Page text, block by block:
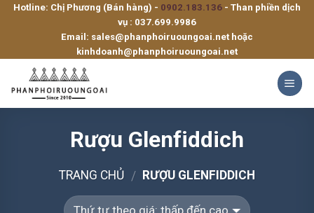
SkipHotline: Chị Phương (Bán hàng) - 0902.183.136 - Than phiền dịch
vụ : 037.699.9986
Email: sales@phanphoiruoungoai.net hoặc
kinhdoanh@phanphoiruoungoai.net
Rượu Glenfiddich
TRANG CHỦ / RƯỢU GLENFIDDICH